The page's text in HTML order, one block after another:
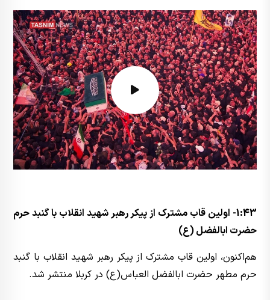
1:43- اولین قاب مشترک از پیکر رهبر شهید انقلاب با گنبد حرم
حضرت ابالفضل (ع)
هم‌اکنون، اولین قاب مشترک از پیکر رهبر شهید انقلاب با گنبد
حرم مطهر حضرت ابالفضل العباس(ع) در کربلا منتشر شد.